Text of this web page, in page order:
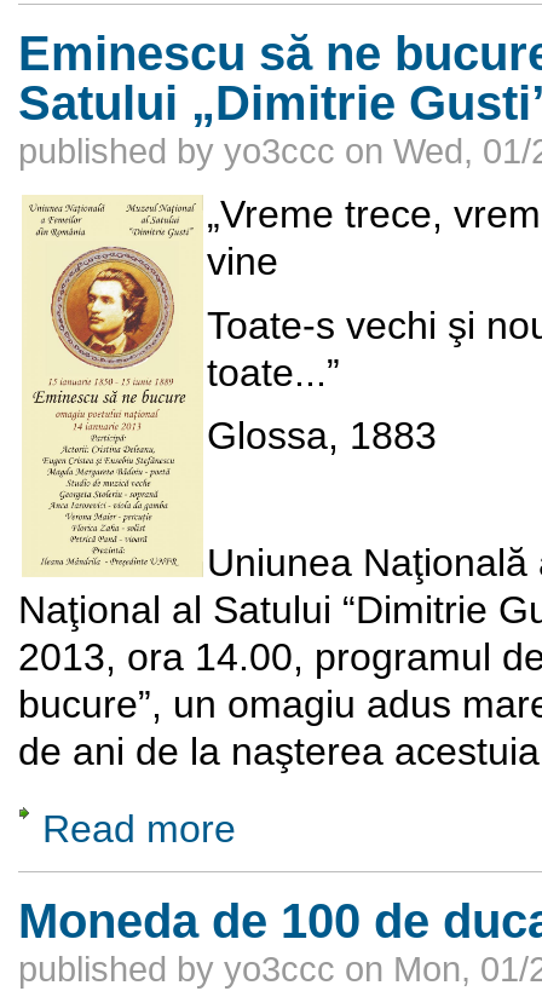
Eminescu să ne
Satului „Dimitrie
published by yo3ccc on Wed,
„Vreme trece,
Toate-s vechi şi
Glossa, 1883
Uniunea
Naţional al Satului “Dimitrie
2013, ora 14.00, programul
bucure”, un omagiu adus
de ani de la naşterea
Read more
Moneda de 100 de
published by yo3ccc on Mon, 01/